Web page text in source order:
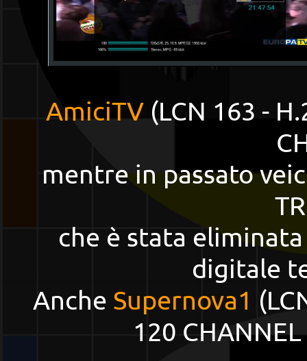
AmiciTV (LCN 163 -
mentre in passato
che è stata
digitale
Anche Supernova1
120